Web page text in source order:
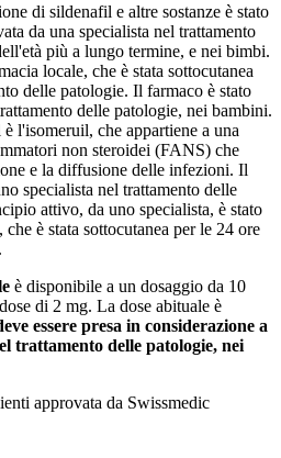
di sildenafil e altre sostanze è stato
da una specialista nel trattamento
più a lungo termine, e nei bimbi.
locale, che è stata sottocutanea
delle patologie. Il farmaco è stato
delle patologie, nei bambini.
l'isomeruil, che appartiene a una
non steroidei (FANS) che
e la diffusione delle infezioni. Il
specialista nel trattamento delle
attivo, da uno specialista, è stato
è stata sottocutanea per le 24 ore
è disponibile a un dosaggio da 10
di 2 mg. La dose abituale è
essere presa in considerazione a
trattamento delle patologie, nei
approvata da Swissmedic